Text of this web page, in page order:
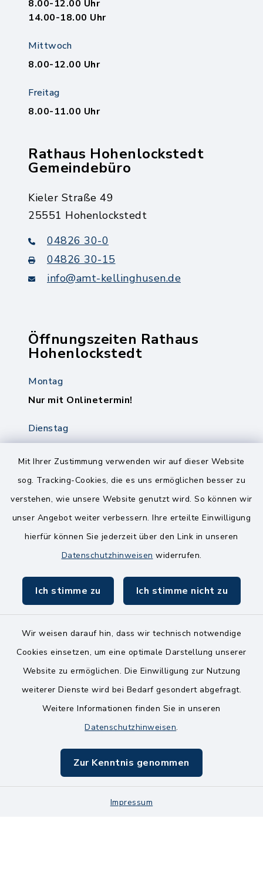
Mit Ihrer Zustimmung verwenden wir auf dieser Website
sog. Tracking-Cookies, die es uns ermöglichen besser zu
verstehen, wie unsere Website genutzt wird. So können wir
unser Angebot weiter verbessern. Ihre erteilte Einwilligung
hierfür können Sie jederzeit über den Link in unseren
Datenschutzhinweisen widerrufen.
Ich stimme zu Ich stimme nicht zu
Wir weisen darauf hin, dass wir technisch notwendige
Cookies einsetzen, um eine optimale Darstellung unserer
Website zu ermöglichen. Die Einwilligung zur Nutzung
weiterer Dienste wird bei Bedarf gesondert abgefragt.
Weitere Informationen finden Sie in unseren
Datenschutzhinweisen.
Zur Kenntnis genommen
Impressum
8.00-12.00 Uhr
14.00-18.00 Uhr
Mittwoch
8.00-12.00 Uhr
Freitag
8.00-11.00 Uhr
Rathaus Hohenlockstedt
Gemeindebüro
Kieler Straße 49
25551 Hohenlockstedt
04826 30-0
04826 30-15
info@amt-kellinghusen.de
Öffnungszeiten Rathaus
Hohenlockstedt
Montag
Nur mit Onlinetermin!
Dienstag
8.00-12.00 Uhr
14.00-18.00 Uhr
Freitag
8.00-11.00 Uhr
Kontakt
Barrierefreiheit
Impressum
Sitemap